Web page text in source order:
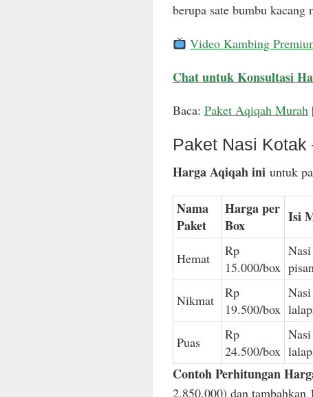
berupa sate bumbu
Video Kambing
Chat untuk Konsultasi
Baca: Paket Aqiqah Murah|
Paket Nasi Kotak
Harga Aqiqah iniuntuk
Nama
Paket
Harga per
Box
Isi
Hemat
Rp
15.000/box
Nikmat
Rp
19.500/box
Puas
Rp
24.500/box
Contoh Perhitungan
2.850.000) dan tambahkan